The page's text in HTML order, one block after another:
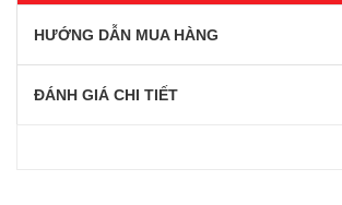
HƯỚNG DẪN MUA HÀNG
ĐÁNH GIÁ CHI TIẾT